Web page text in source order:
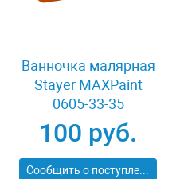
Ванночка малярная
Stayer MAXPaint
0605-33-35
100 руб.
Сообщить о поступлении